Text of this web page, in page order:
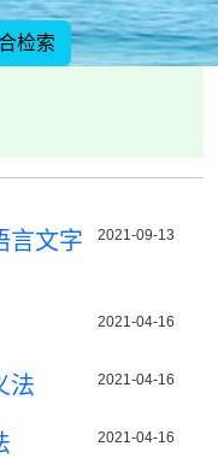
2021-09-13
言文字
2021-04-16
2021-04-16
法
2021-04-16